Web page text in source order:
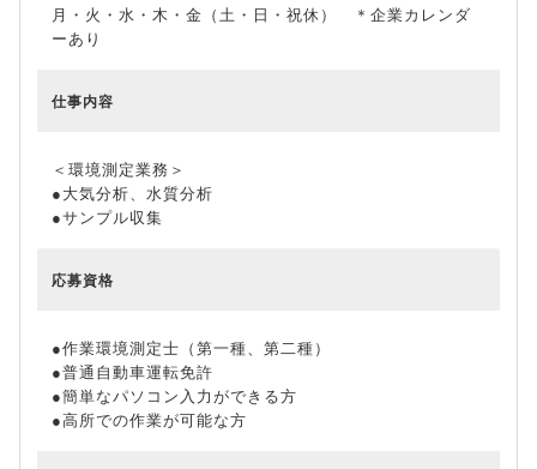
月・火・水・木・金（土・日・祝休） ＊企業カレンダ
ーあり
仕事内容
＜環境測定業務＞
●大気分析、水質分析
●サンプル収集
応募資格
●作業環境測定士（第一種、第二種）
●普通自動車運転免許
●簡単なパソコン入力ができる方
●高所での作業が可能な方